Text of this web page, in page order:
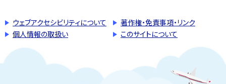
ウェブアクセシビリティについて
著作権・免責事項・リンク
個人情報の取扱い
このサイトについて